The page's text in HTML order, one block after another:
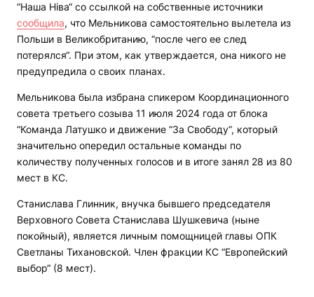
“Наша Ніва“ со ссылкой на собственные источники
сообщила, что Мельникова самостоятельно вылетела из
Польши в Великобританию, “после чего ее след
потерялся“. При этом, как утверждается, она никого не
предупредила о своих планах.
Мельникова была избрана спикером Координационного
совета третьего созыва 11 июля 2024 года от блока
“Команда Латушко и движение “За Свободу“, который
значительно опередил остальные команды по
количеству полученных голосов и в итоге занял 28 из 80
мест в КС.
Станислава Глинник, внучка бывшего председателя
Верховного Совета Станислава Шушкевича (ныне
покойный), является личным помощницей главы ОПК
Светланы Тихановской. Член фракции КС “Европейский
выбор“ (8 мест).